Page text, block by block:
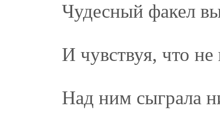
Чудесный факел
И чувствуя, что не
Над ним сыграла